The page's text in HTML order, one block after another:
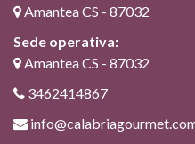
Amantea CS - 87032
Sede operativa:
Amantea CS - 87032
3462414867